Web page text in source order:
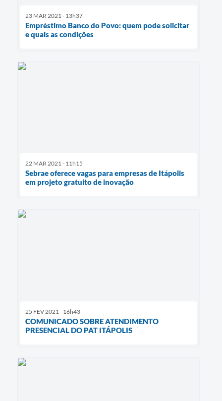
23 MAR 2021 - 13h37
Empréstimo Banco do Povo: quem pode solicitar
e quais as condições
22 MAR 2021 - 11h15
Sebrae oferece vagas para empresas de Itápolis
em projeto gratuito de inovação
25 FEV 2021 - 16h43
COMUNICADO SOBRE ATENDIMENTO
PRESENCIAL DO PAT ITÁPOLIS